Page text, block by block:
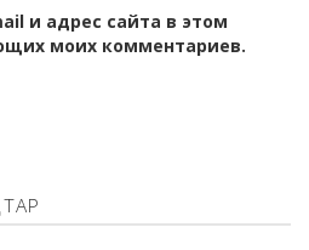
и адрес сайта в этом
моих комментариев.